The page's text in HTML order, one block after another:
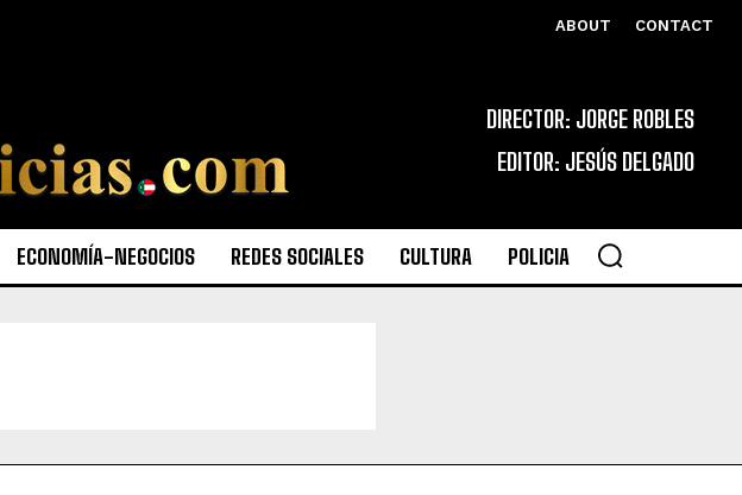
ABOUT CONTACT
DIRECTOR: JORGE ROBLES
EDITOR: JESÚS DELGADO
ECONOMÍA-NEGOCIOS REDES SOCIALES CULTURA POLICIA